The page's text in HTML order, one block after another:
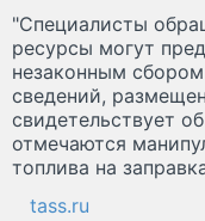
"Специалисты
ресурсы могут
незаконным
сведений,
свидетельствует
отмечаются
топлива на
tass.ru